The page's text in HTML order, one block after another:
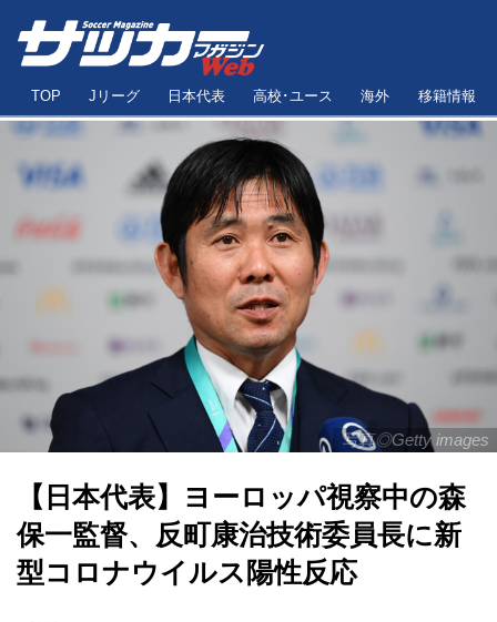
TOP Jリーグ 日本代表 高校･ユース 海外 移籍情報
写真◎Getty images
【日本代表】ヨーロッパ視察中の森
保一監督、反町康治技術委員長に新
型コロナウイルス陽性反応